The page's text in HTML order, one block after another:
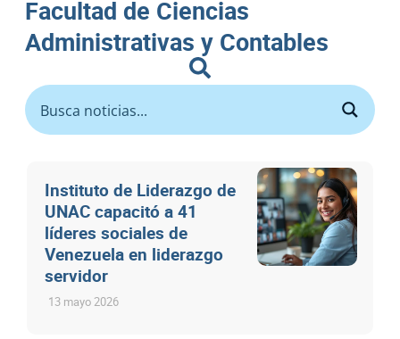
Facultad de Ciencias
Administrativas y Contables
Instituto de Liderazgo de
UNAC capacitó a 41
líderes sociales de
Venezuela en liderazgo
servidor
13 mayo 2026